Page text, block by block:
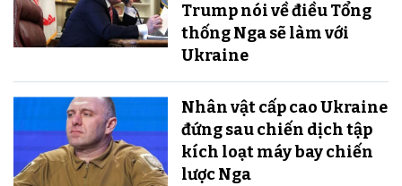
Trump nói về điều Tổng
thống Nga sẽ làm với
Ukraine
Nhân vật cấp cao Ukraine
đứng sau chiến dịch tập
kích loạt máy bay chiến
lược Nga